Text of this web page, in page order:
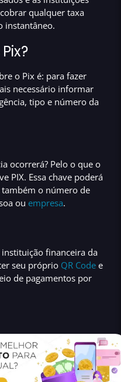
qualquer taxa
instantâneo.
o Pix é: para fazer
necessário informar
tipo e número da
ocorrerá? Pelo o que o
PIX. Essa chave poderá
também o número de
ou empresa.
instituição financeira da
seu próprio QR Code e
de pagamentos por